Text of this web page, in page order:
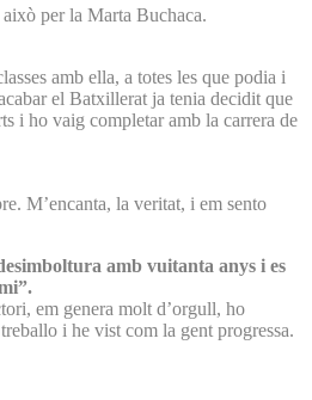
per la Marta Buchaca.
amb ella, a totes les que podia i
el Batxillerat ja tenia decidit que
i ho vaig completar amb la carrera de
M’encanta, la veritat, i em sento
amb vuitanta anys i es
em genera molt d’orgull, ho
i he vist com la gent progressa.